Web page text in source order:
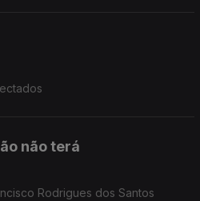
não terá
Rodrigues dos Santos